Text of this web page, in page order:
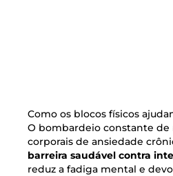
Como os blocos físicos
O bombardeio constante de
corporais de ansiedade
barreira saudável contra
reduz a fadiga mental e